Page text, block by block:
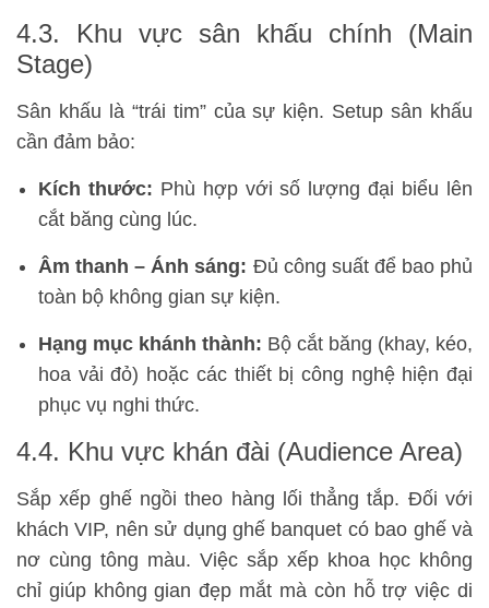
4.3. Khu vực sân khấu chính (Main
Stage)
Sân khấu là “trái tim” của sự kiện. Setup sân khấu
cần đảm bảo:
Kích thước: Phù hợp với số lượng đại biểu lên
cắt băng cùng lúc.
Âm thanh – Ánh sáng: Đủ công suất để bao phủ
toàn bộ không gian sự kiện.
Hạng mục khánh thành: Bộ cắt băng (khay, kéo,
hoa vải đỏ) hoặc các thiết bị công nghệ hiện đại
phục vụ nghi thức.
4.4. Khu vực khán đài (Audience Area)
Sắp xếp ghế ngồi theo hàng lối thẳng tắp. Đối với
khách VIP, nên sử dụng ghế banquet có bao ghế và
nơ cùng tông màu. Việc sắp xếp khoa học không
chỉ giúp không gian đẹp mắt mà còn hỗ trợ việc di